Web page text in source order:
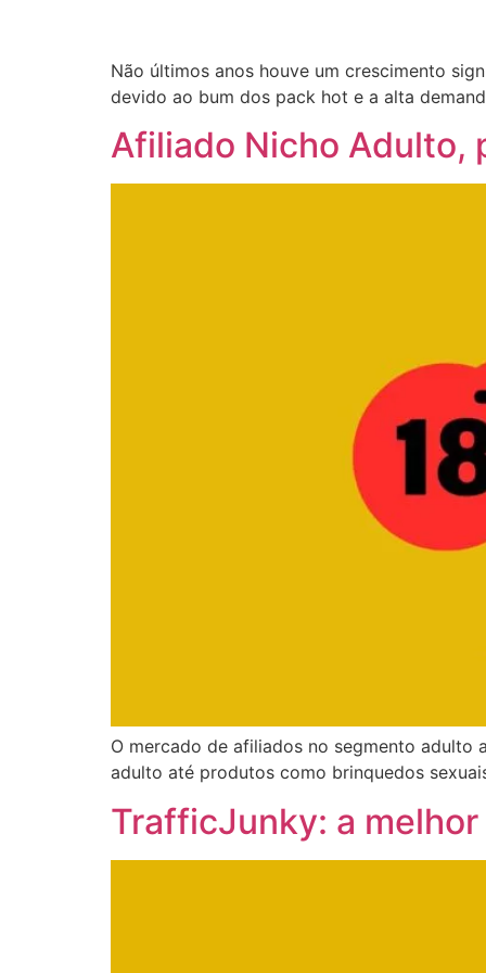
Não últimos anos houve um crescimento
devido ao bum dos pack hot e a alta
Afiliado Nicho Adulto,
O mercado de afiliados no segmento adulto
adulto até produtos como brinquedos
TrafficJunky: a